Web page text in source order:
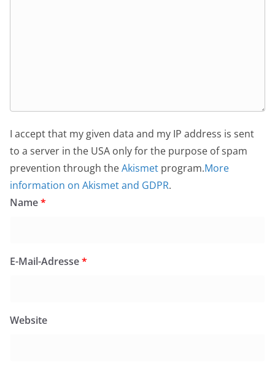
I accept that my given data and my IP address is sent
to a server in the USA only for the purpose of spam
prevention through theAkismet program.More
information on Akismet and GDPR.
Name*
E-Mail-Adresse*
Website